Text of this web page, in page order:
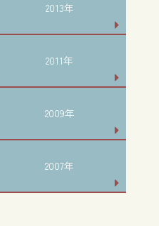
2013年
2011年
2009年
2007年